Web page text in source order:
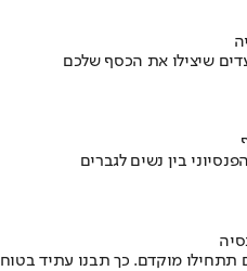
שיצילו את הכסף שלכם
בין נשים לגברים
תתחילו מוקדם. כך תבנו עתיד בטוח